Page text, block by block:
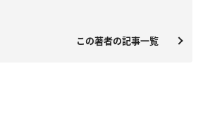
この著者の記事一覧